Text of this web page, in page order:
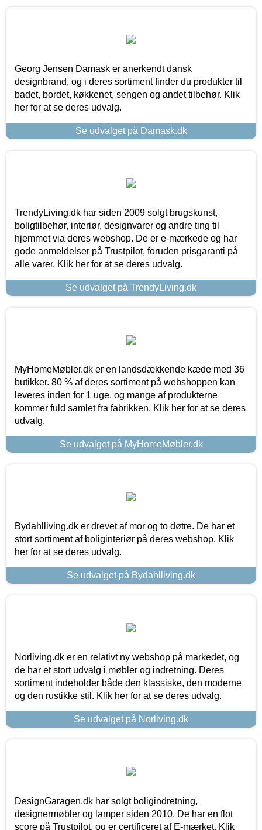
Georg Jensen Damask er anerkendt dansk
designbrand, og i deres sortiment finder du produkter til
badet, bordet, køkkenet, sengen og andet tilbehør. Klik
her for at se deres udvalg.
Se udvalget på Damask.dk
TrendyLiving.dk har siden 2009 solgt brugskunst,
boligtilbehør, interiør, designvarer og andre ting til
hjemmet via deres webshop. De er e-mærkede og har
gode anmeldelser på Trustpilot, foruden prisgaranti på
alle varer. Klik her for at se deres udvalg.
Se udvalget på TrendyLiving.dk
MyHomeMøbler.dk er en landsdækkende kæde med 36
butikker. 80 % af deres sortiment på webshoppen kan
leveres inden for 1 uge, og mange af produkterne
kommer fuld samlet fra fabrikken. Klik her for at se deres
udvalg.
Se udvalget på MyHomeMøbler.dk
Bydahlliving.dk er drevet af mor og to døtre. De har et
stort sortiment af boliginteriør på deres webshop. Klik
her for at se deres udvalg.
Se udvalget på Bydahlliving.dk
Norliving.dk er en relativt ny webshop på markedet, og
de har et stort udvalg i møbler og indretning. Deres
sortiment indeholder både den klassiske, den moderne
og den rustikke stil. Klik her for at se deres udvalg.
Se udvalget på Norliving.dk
DesignGaragen.dk har solgt boligindretning,
designermøbler og lamper siden 2010. De har en flot
score på Trustpilot, og er certificeret af E-mærket. Klik